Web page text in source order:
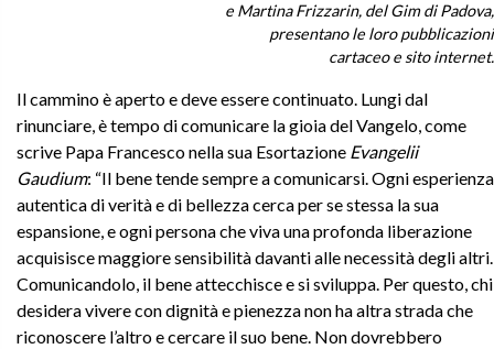
e Martina Frizzarin, del Gim di Padova,
presentano le loro pubblicazioni
cartaceo e sito internet.
Il cammino è aperto e deve essere continuato. Lungi dal
rinunciare, è tempo di comunicare la gioia del Vangelo, come
scrive Papa Francesco nella sua Esortazione Evangelii
Gaudium: “Il bene tende sempre a comunicarsi. Ogni esperienza
autentica di verità e di bellezza cerca per se stessa la sua
espansione, e ogni persona che viva una profonda liberazione
acquisisce maggiore sensibilità davanti alle necessità degli altri.
Comunicandolo, il bene attecchisce e si sviluppa. Per questo, chi
desidera vivere con dignità e pienezza non ha altra strada che
riconoscere l’altro e cercare il suo bene. Non dovrebbero